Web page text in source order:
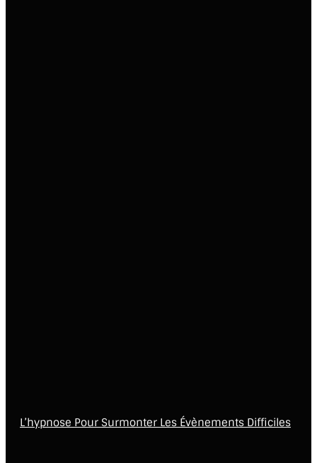
L’hypnose Pour Surmonter Les Évènements Difficiles